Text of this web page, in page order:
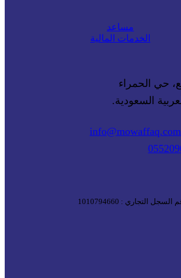
مساعد
الخدمات المالية
السعودية.
info@mowaffaq.com
السجل التجاري : 1010794660